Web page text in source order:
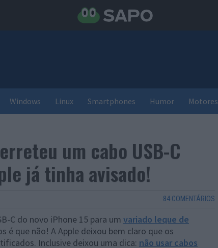
Windows Linux Smartphones Humor Motores
um cabo USB-C
já tinha avisado!
84 COMENTÁRIOS
C do novo iPhone 15 para um variado leque de
é que não! A Apple deixou bem claro que os
Inclusive deixou uma dica: não usar cabos